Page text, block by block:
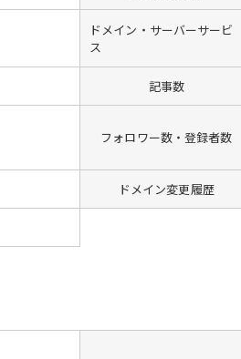
ドメイン・サーバーサービ
ス
記事数
フォロワー数・登録者数
ドメイン変更履歴